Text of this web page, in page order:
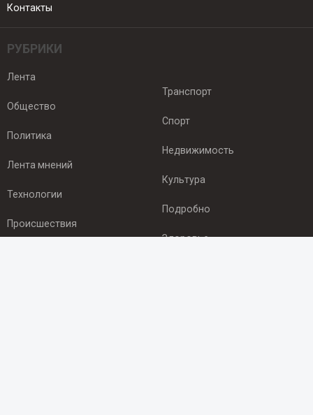
Контакты
РУБРИКИ
Лента
Общество
Политика
Лента мнений
Технологии
Происшествия
Транспорт
Спорт
Недвижимость
Культура
Подробно
Здоровье